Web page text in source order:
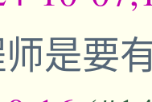
是要